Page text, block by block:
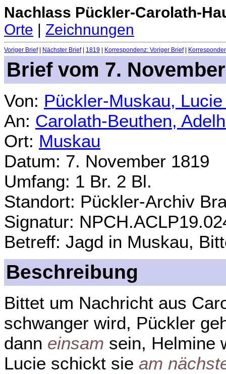
Nachlass Pückler-Carolath-
Orte | Zeichnungen
Voriger Brief| Nächster Brief| 1819 Korrespondenz: Voriger Brief|
Brief vom 7.
Von: Pückler-Muskau,
An: Carolath-Beuthen,
Ort: Muskau
Datum: 7. November 1819
Umfang: 1 Br. 2 Bl.
Standort: Pückler-Archiv
Signatur:
Betreff: Jagd in Muskau,
Beschreibung
Bittet um Nachricht aus
schwanger wird, Pückler
dann einsam sein, Helmine
Lucie schickt sie am